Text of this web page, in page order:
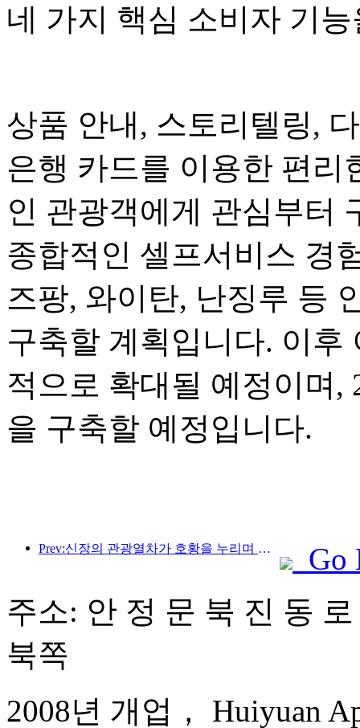
네 가지 핵심 소비자 기
상품 안내, 스토리텔링,
은행 카드를 이용한 편리
인 관광객에게 관심부터
종합적인 셀프서비스 경
즈팡, 와이탄, 난징루 등
구축할 계획입니다. 이후
적으로 확대될 예정이며,
을 구축할 예정입니다.
Prev:신장의 관광열차가 호황을 누리며 문화·관광 경제를 활성화하고 있습니다.
Go
주소: 안 정 문 북 진 동
북쪽
2008년 개업， Huiyuan